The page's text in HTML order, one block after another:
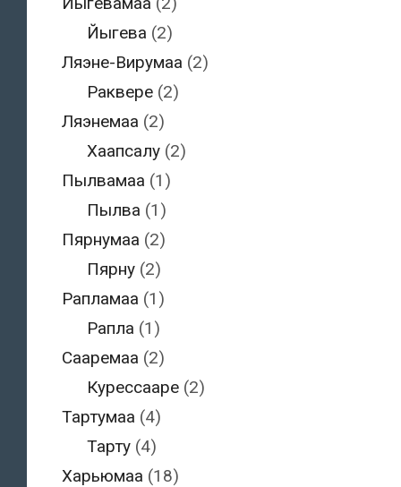
Йыгева (2)
Ляэне-Вирумаа (2)
Раквере (2)
Ляэнемаа (2)
Хаапсалу (2)
Пылвамаа (1)
Пылва (1)
Пярнумаа (2)
Пярну (2)
Рапламаа (1)
Рапла (1)
Сааремаа (2)
Курессааре (2)
Тартумаа (4)
Тарту (4)
Харьюмаа (18)